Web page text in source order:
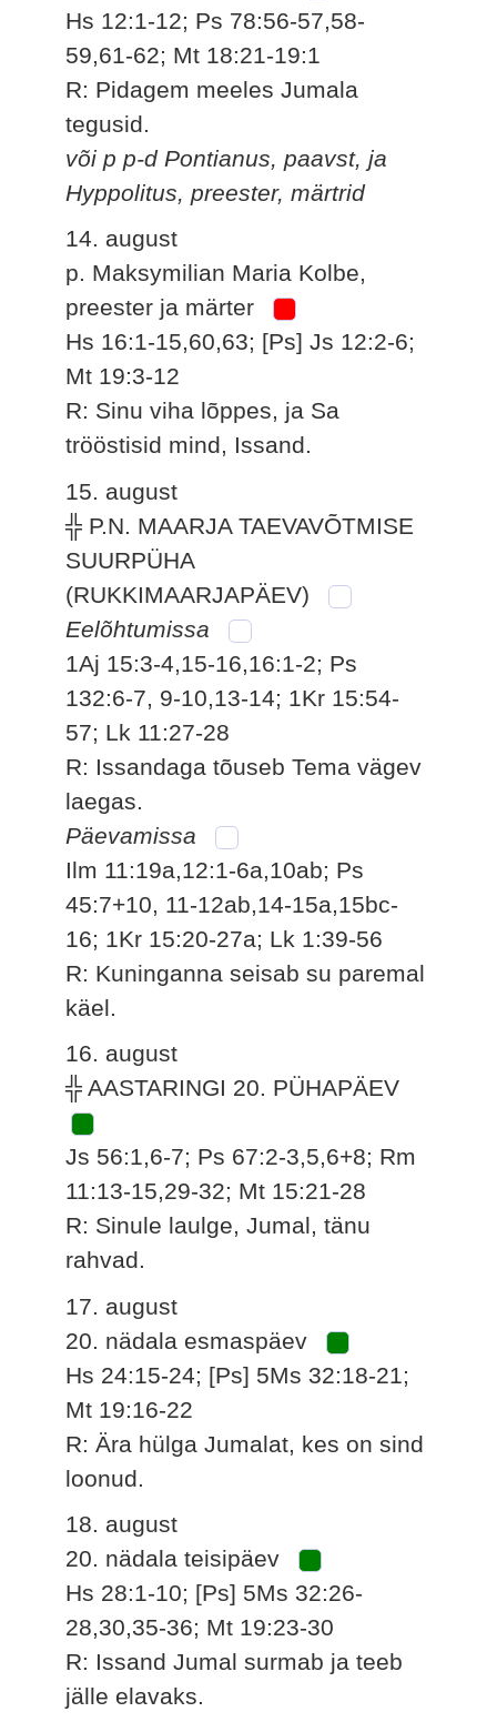
Hs 12:1-12; Ps 78:56-57,58-
59,61-62; Mt 18:21-19:1
R: Pidagem meeles Jumala
tegusid.
või p p-d Pontianus, paavst, ja
Hyppolitus, preester, märtrid
14. august
p. Maksymilian Maria Kolbe,
preester ja märter
Hs 16:1-15,60,63; [Ps] Js 12:2-6;
Mt 19:3-12
R: Sinu viha lõppes, ja Sa
trööstisid mind, Issand.
15. august
╬ P.N. MAARJA TAEVAVÕTMISE
SUURPÜHA
(RUKKIMAARJAPÄEV)
Eelõhtumissa
1Aj 15:3-4,15-16,16:1-2; Ps
132:6-7, 9-10,13-14; 1Kr 15:54-
57; Lk 11:27-28
R: Issandaga tõuseb Tema vägev
laegas.
Päevamissa
Ilm 11:19a,12:1-6a,10ab; Ps
45:7+10, 11-12ab,14-15a,15bc-
16; 1Kr 15:20-27a; Lk 1:39-56
R: Kuninganna seisab su paremal
käel.
16. august
╬ AASTARINGI 20. PÜHAPÄEV
Js 56:1,6-7; Ps 67:2-3,5,6+8; Rm
11:13-15,29-32; Mt 15:21-28
R: Sinule laulge, Jumal, tänu
rahvad.
17. august
20. nädala esmaspäev
Hs 24:15-24; [Ps] 5Ms 32:18-21;
Mt 19:16-22
R: Ära hülga Jumalat, kes on sind
loonud.
18. august
20. nädala teisipäev
Hs 28:1-10; [Ps] 5Ms 32:26-
28,30,35-36; Mt 19:23-30
R: Issand Jumal surmab ja teeb
jälle elavaks.